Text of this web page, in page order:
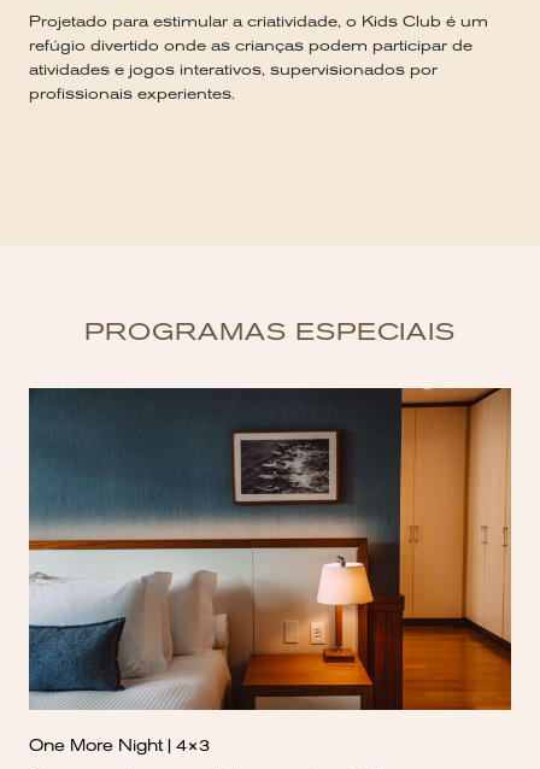
Projetado para estimular a criatividade, o Kids Club é um
refúgio divertido onde as crianças podem participar de
atividades e jogos interativos, supervisionados por
profissionais experientes.
PROGRAMAS ESPECIAIS
One More Night | 4×3